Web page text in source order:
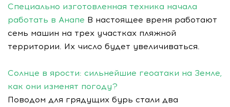
Специально изготовленная техника начала
работать в Анапе В настоящее время работают
семь машин на трех участках пляжной
территории. Их число будет увеличиваться.
Солнце в ярости: сильнейшие геоатаки на Земле,
как они изменят погоду?
Поводом для грядущих бурь стали два